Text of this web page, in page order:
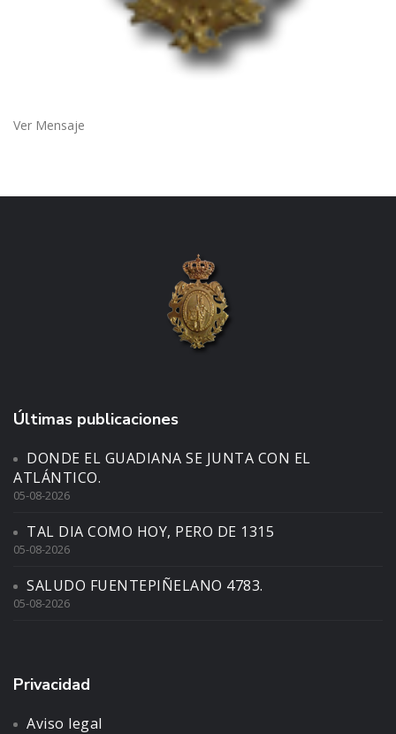
Ver Mensaje
Últimas publicaciones
DONDE EL GUADIANA SE JUNTA CON EL
ATLÁNTICO.
05-08-2026
TAL DIA COMO HOY, PERO DE 1315
05-08-2026
SALUDO FUENTEPIÑELANO 4783.
05-08-2026
Privacidad
Aviso legal